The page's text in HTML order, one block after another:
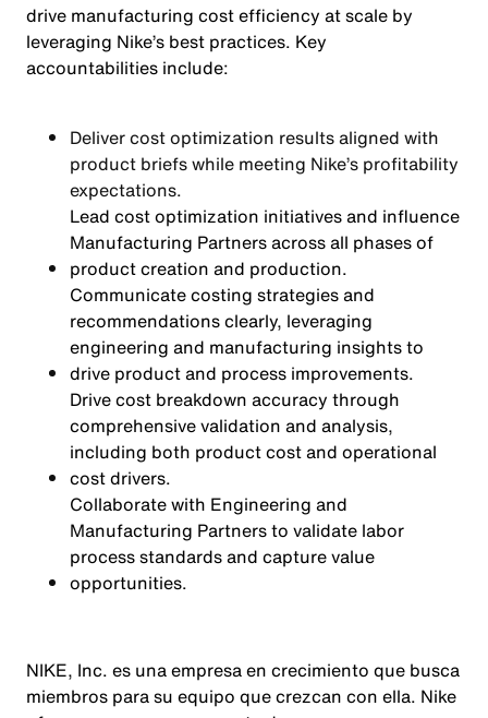
drive manufacturing cost efficiency at scale by
leveraging Nike’s best practices. Key
accountabilities include:
Deliver cost optimization results aligned with
product briefs while meeting Nike’s profitability
expectations.
Lead cost optimization initiatives and influence
Manufacturing Partners across all phases of
product creation and production.
Communicate costing strategies and
recommendations clearly, leveraging
engineering and manufacturing insights to
drive product and process improvements.
Drive cost breakdown accuracy through
comprehensive validation and analysis,
including both product cost and operational
cost drivers.
Collaborate with Engineering and
Manufacturing Partners to validate labor
process standards and capture value
opportunities.
NIKE, Inc. es una empresa en crecimiento que busca
miembros para su equipo que crezcan con ella. Nike